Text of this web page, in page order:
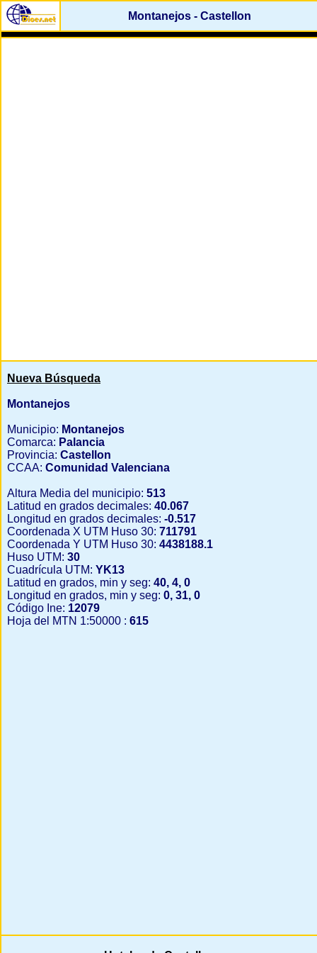
Montanejos - Castellon
Nueva Búsqueda
Montanejos
Municipio: Montanejos
Comarca: Palancia
Provincia: Castellon
CCAA: Comunidad Valenciana
Altura Media del municipio: 513
Latitud en grados decimales: 40.067
Longitud en grados decimales: -0.517
Coordenada X UTM Huso 30: 711791
Coordenada Y UTM Huso 30: 4438188.1
Huso UTM: 30
Cuadrícula UTM: YK13
Latitud en grados, min y seg: 40, 4, 0
Longitud en grados, min y seg: 0, 31, 0
Código Ine: 12079
Hoja del MTN 1:50000 : 615